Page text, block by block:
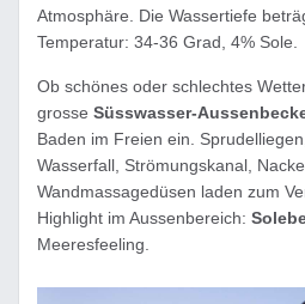
Atmosphäre. Die Wassertiefe
Temperatur: 34-36 Grad, 4% Sole.
Ob schönes oder schlechtes
grosse Süsswasser-
Baden im Freien ein.
Wasserfall, Strömungskanal,
Wandmassagedüsen laden zum
Highlight im Aussenbereich:
Meeresfeeling.